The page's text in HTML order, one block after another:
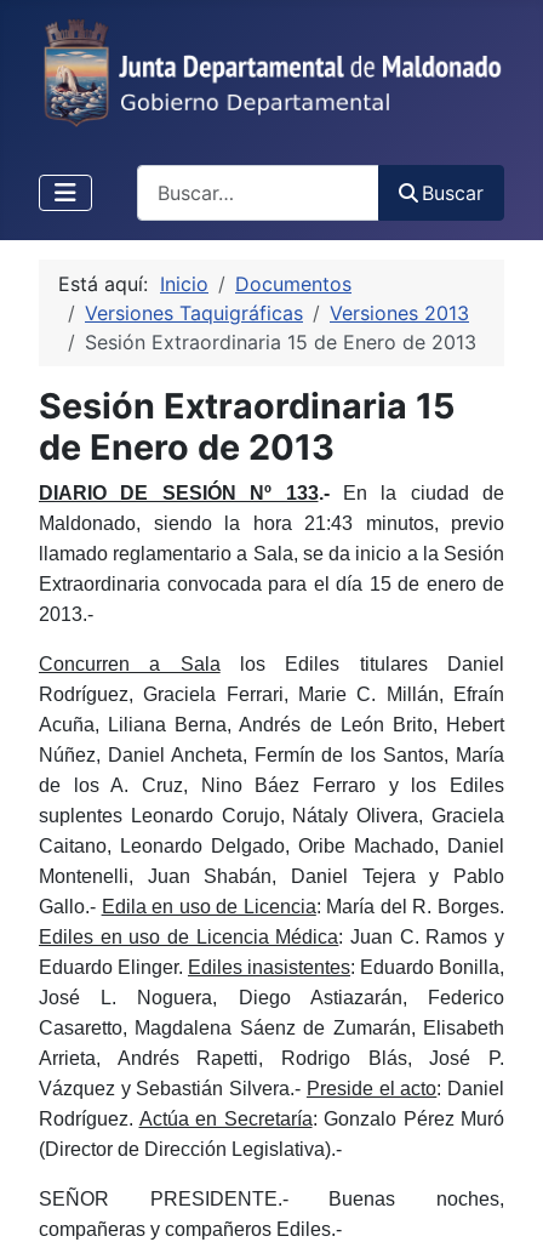
Buscar
Está aquí: Inicio
Documentos
Versiones Taquigráficas
Versiones 2013
Sesión Extraordinaria 15 de Enero de 2013
Sesión Extraordinaria 15
de Enero de 2013
DIARIO DE SESIÓN Nº 133.-En la ciudad de
Maldonado, siendo la hora 21:43 minutos, previo
llamado reglamentario a Sala, se da inicio a la Sesión
Extraordinaria convocada para el día 15 de enero de
2013.-
Concurren a Sala los Ediles titulares Daniel
Rodríguez, Graciela Ferrari, Marie C. Millán, Efraín
Acuña, Liliana Berna, Andrés de León Brito, Hebert
Núñez, Daniel Ancheta, Fermín de los Santos, María
de los A. Cruz, Nino Báez Ferraro y los Ediles
suplentes Leonardo Corujo, Nátaly Olivera, Graciela
Caitano, Leonardo Delgado, Oribe Machado, Daniel
Montenelli, Juan Shabán, Daniel Tejera y Pablo
Gallo.- Edila en uso de Licencia: María del R. Borges.
Ediles en uso de Licencia Médica: Juan C. Ramos y
Eduardo Elinger. Ediles inasistentes: Eduardo Bonilla,
José L. Noguera, Diego Astiazarán, Federico
Casaretto, Magdalena Sáenz de Zumarán, Elisabeth
Arrieta, Andrés Rapetti, Rodrigo Blás, José P.
Vázquez y Sebastián Silvera.- Preside el acto: Daniel
Rodríguez. Actúa en Secretaría: Gonzalo Pérez Muró
(Director de Dirección Legislativa).-
SEÑOR PRESIDENTE.- Buenas noches,
compañeras y compañeros Ediles.-